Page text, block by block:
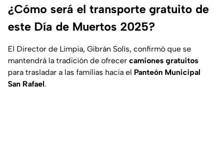
¿Cómo será el transporte gratuito de
este Día de Muertos 2025?
El Director de Limpia, Gibrán Solís, confirmó que se
mantendrá la tradición de ofrecer camiones gratuitos
para trasladar a las familias hacia el Panteón Municipal
San Rafael.